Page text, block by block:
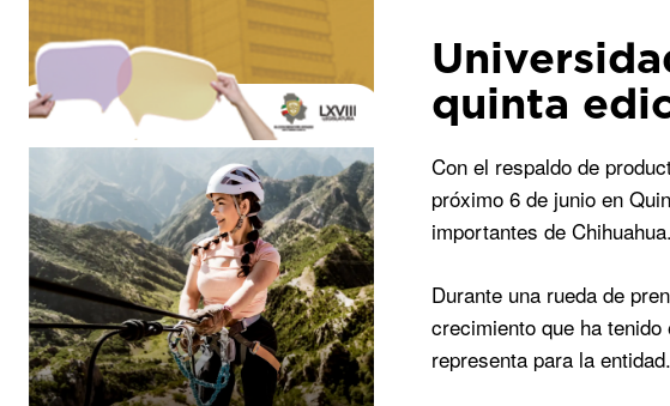
quinta
Con el respaldo de
próximo 6 de junio en
importantes de Chihuahua.
Durante una rueda de
crecimiento que ha
representa para la entidad.